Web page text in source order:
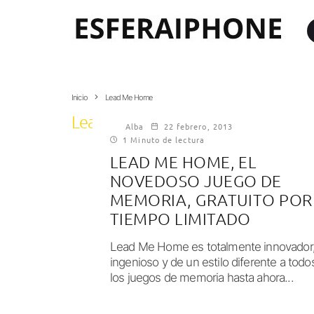
Inicio Lead Me Home
Lead Me Home
Alba
22 febrero, 2013
1 Minuto de lectura
LEAD ME HOME, EL
NOVEDOSO JUEGO DE
MEMORIA, GRATUITO POR
TIEMPO LIMITADO
Lead Me Home es totalmente innovador,
ingenioso y de un estilo diferente a
los juegos de memoria hasta ahora...